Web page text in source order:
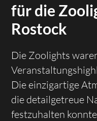
für die
Rostock
Die Zoolights
Die einzigartige
die detailgetreue
festzuhalten